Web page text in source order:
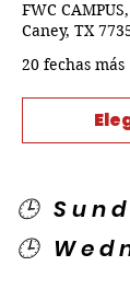
FWC
Caney, TX
20 fechas más
🕒
🕒